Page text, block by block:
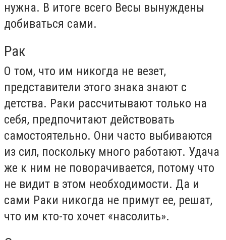
нужна. В итоге всего Весы вынуждены
добиваться сами.
Рак
О том, что им никогда не везет,
представители этого знака знают с
детства. Раки рассчитывают только на
себя, предпочитают действовать
самостоятельно. Они часто выбиваются
из сил, поскольку много работают. Удача
же к ним не поворачивается, потому что
не видит в этом необходимости. Да и
сами Раки никогда не примут ее, решат,
что им кто-то хочет «насолить».